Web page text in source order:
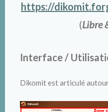
https://
(Libre
Interface /
Dikomit est articulé